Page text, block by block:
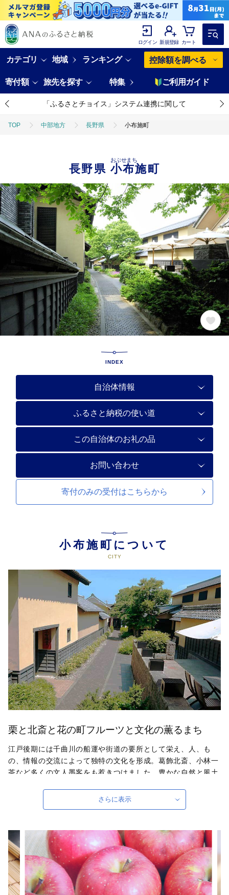
ログイン 新規登録 カート
カテゴリ 地域 ランキング 控除額を調べる
寄付額 旅先を探す 特集 ご利用ガイド
「ふるさとチョイス」システム連携に関して
TOP 中部地方 長野県 小布施町
長野県 小布施町
おぶせまち
INDEX
自治体情報
ふるさと納税の使い道
この自治体のお礼の品
お問い合わせ
寄付のみの受付はこちらから
小布施町について
栗と北斎と花の町フルーツと文化の薫るまち
江戸後期には千曲川の船運や街道の要所として栄え、人、も
の、情報の交流によって独特の文化を形成。葛飾北斎、小林一
茶など多くの文人墨客をも惹きつけました。豊かな自然と風土
さらに表示